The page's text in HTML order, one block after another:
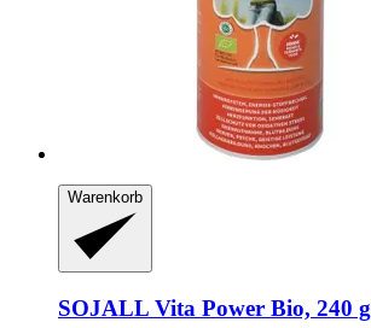
Warenkorb
SOJALL Vita Power Bio, 240 g